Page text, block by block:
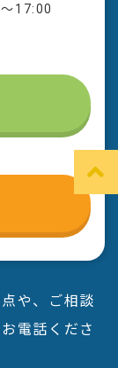
17:00
や、ご相談
電話くださ